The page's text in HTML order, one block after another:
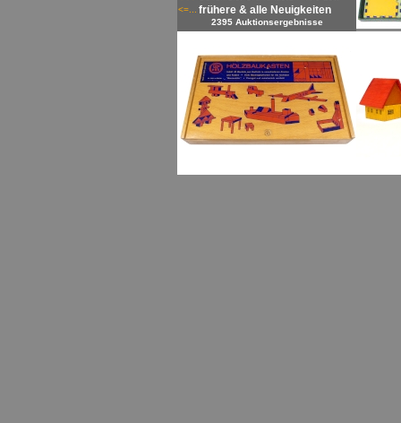
<=...
frühere & alle Neuigkeiten
2395 Auktionsergebnisse